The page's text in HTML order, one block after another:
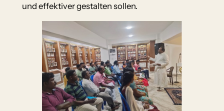
und effektiver gestalten sollen.